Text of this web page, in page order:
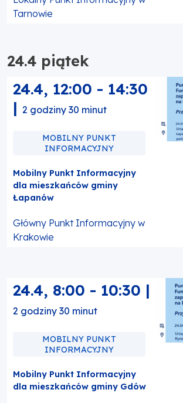
Tarnowie
24.4 piątek
24.4, 12:00 - 14:30
| 2 godziny 30 minut
MOBILNY PUNKT
INFORMACYJNY
Mobilny Punkt Informacyjny
dla mieszkańców gminy
Łapanów
Główny Punkt Informacyjny w
Krakowie
24.4, 8:00 - 10:30 |
2 godziny 30 minut
MOBILNY PUNKT
INFORMACYJNY
Mobilny Punkt Informacyjny
dla mieszkańców gminy Gdów